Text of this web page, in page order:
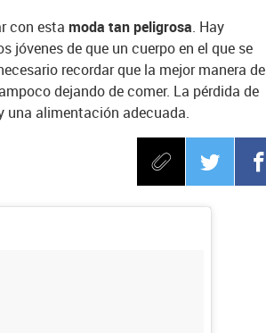
con estamoda tan peligrosa. Hay
jóvenes de que un cuerpo en el que se
recordar que la mejor manera de
dejando de comer. La pérdida de
una alimentación adecuada.